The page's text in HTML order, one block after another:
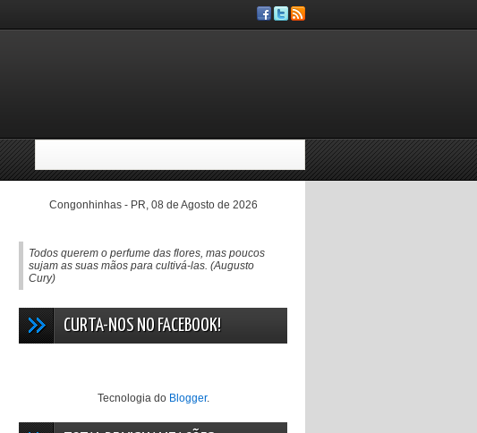
Congonhinhas - PR, 08 de Agosto de 2026
Todos querem o perfume das flores, mas poucos
sujam as suas mãos para cultivá-las. (Augusto
Cury)
CURTA-NOS NO FACEBOOK!
Tecnologia do Blogger.